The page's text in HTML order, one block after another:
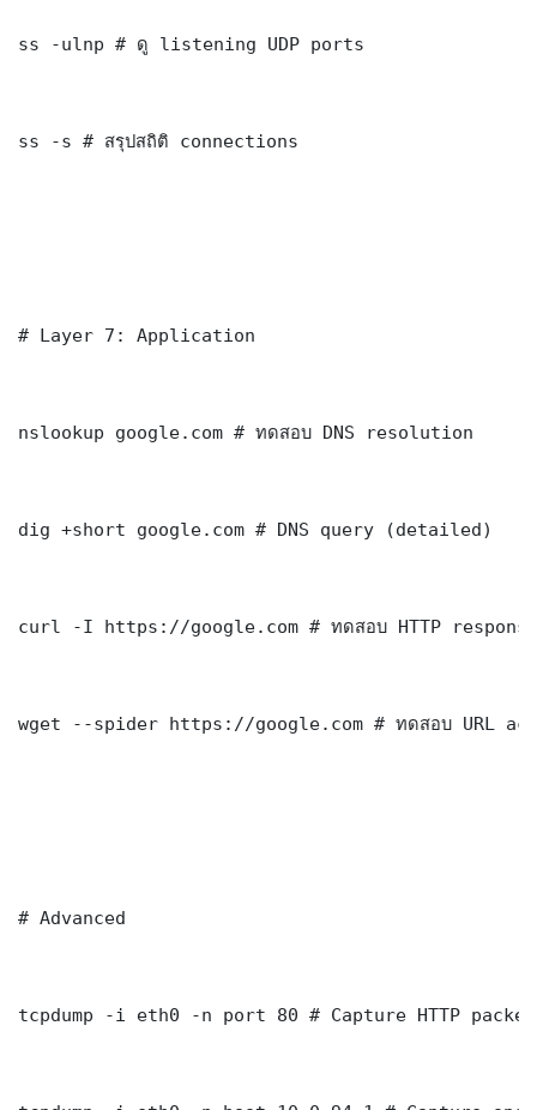
ss -ulnp # ดู listening UDP ports
ss -s # สรุปสถิติ connections
# Layer 7: Application
nslookup google.com # ทดสอบ DNS resolution
dig +short google.com # DNS query (detailed)
curl -I https://google.com # ทดสอบ HTTP
wget --spider https://google.com # ทดสอบ URL
# Advanced
tcpdump -i eth0 -n port 80 # Capture HTTP